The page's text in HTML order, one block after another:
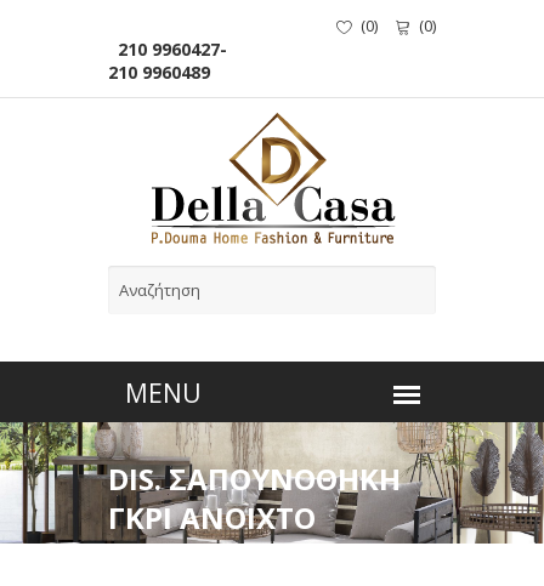
210 9960427-
210 9960489
(0) (0)
DIS. ΣΑΠΟΥΝΟΘΗΚΗ
ΓΚΡΙ ΑΝΟΙΧΤΟ
16Χ8Χ2,3ΕΚ